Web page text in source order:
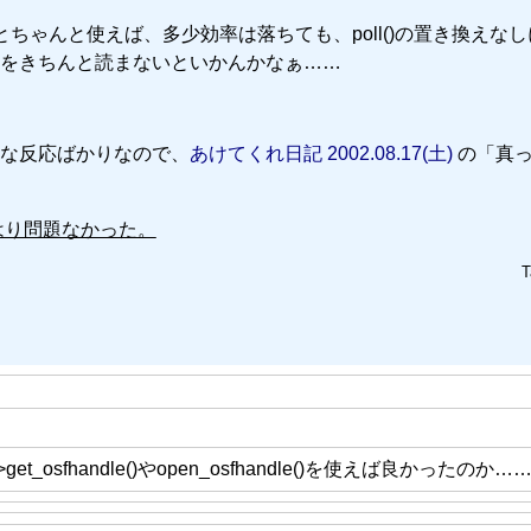
ゃんと使えば、多少効率は落ちても、poll()の置き換えな
きちんと読まないといかんかなぁ……
反応ばかりなので、 あけてくれ日記 2002.08.17(土)の「真
問題なかった。
やopen_osfhandle()を使えば良かったのか……